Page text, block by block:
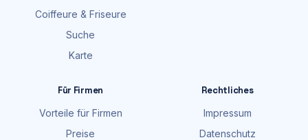
Coiffeure & Friseure
Suche
Karte
Für Firmen
Vorteile für Firmen
Preise
Rechtliches
Impressum
Datenschutz